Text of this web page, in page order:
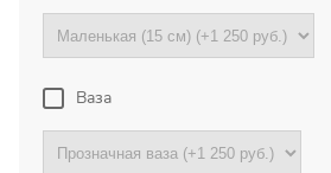
Все отзывы
ПОДПИШИТЕСЬ!
Ваза